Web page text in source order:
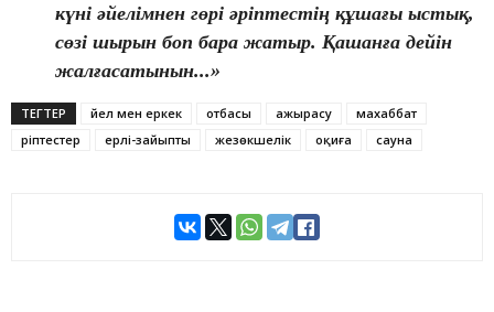
күні әйелімнен гөрі әріптестің құшағы ыстық,
сөзі шырын боп бара жатыр. Қашанға дейін
жалғасатынын...»
ТЕГТЕР әйел мен еркек отбасы ажырасу
махаббат
әріптестер
ерлі-зайыпты жезөкшелік оқиға сауна